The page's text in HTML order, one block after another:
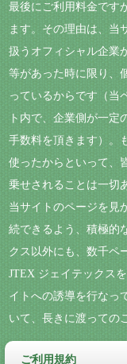
最後にご利用料金です
ます。その理由は、当
扱うオフィシャル企業
等があった時に限り、
っているからです（当
ト内で、企業側が一定
手数料を頂きます）。
使ったからといって、
乗せされることは一切
当サイトのページを見
続できるよう、積極的
クス以外にも、数千ペ
JTEX ジェイテックス
イトへの誘導を行なっ
いて、長きに渡っての
ご利用規約